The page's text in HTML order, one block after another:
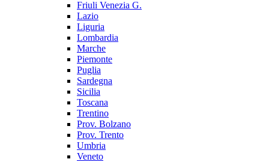
Friuli Venezia G.
Lazio
Liguria
Lombardia
Marche
Piemonte
Puglia
Sardegna
Sicilia
Toscana
Trentino
Prov. Bolzano
Prov. Trento
Umbria
Veneto